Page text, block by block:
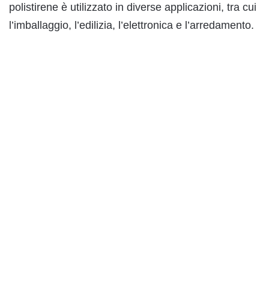
polistirene è utilizzato in diverse applicazioni, tra cui
l’imballaggio, l’edilizia, l’elettronica e l’arredamento.